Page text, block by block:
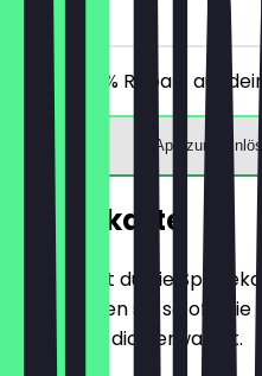
vor Ort
Erhalte 30% Rabatt auf
App zum
Speisekarte
Hier findest du die
aktualisieren sie so oft
weißt, was dich erwartet.